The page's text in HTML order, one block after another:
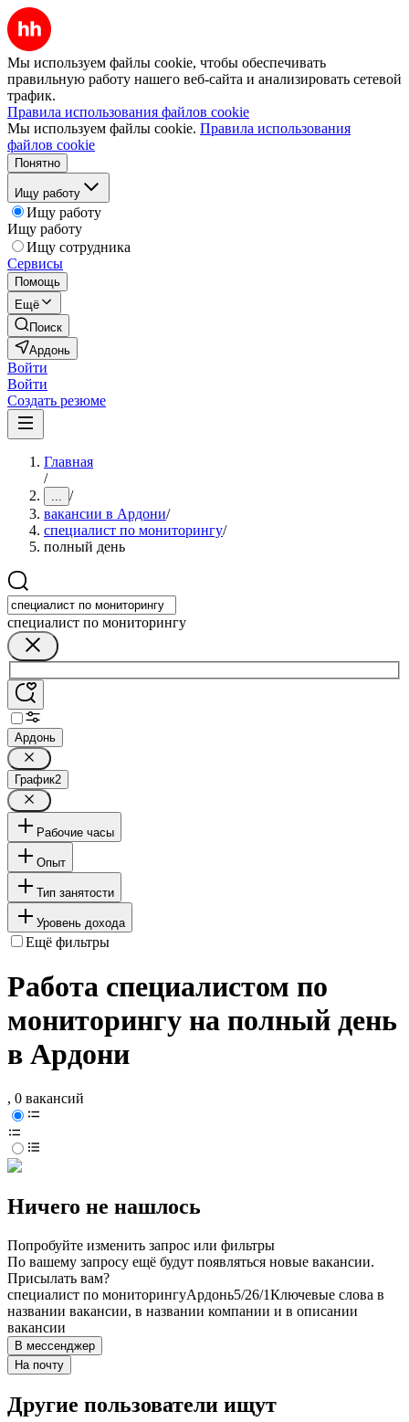
Мы используем файлы cookie, чтобы обеспечивать
правильную работу нашего веб-сайта и анализировать сетевой
трафик.
Правила использования файлов cookie
Мы используем файлы cookie. Правила использования
файлов cookie
Понятно
Ищу работу
Ищу работу
Ищу работу
Ищу сотрудника
Сервисы
Помощь
Ещё
Поиск
Ардонь
Войти
Войти
Создать резюме
Главная
/
... /
вакансии в Ардони/
специалист по мониторингу/
полный день
специалист по мониторингу
Ардонь
График2
Рабочие часы
Опыт
Тип занятости
Уровень дохода
Ещё фильтры
Работа специалистом по
мониторингу на полный день
в Ардони
, 0 вакансий
Ничего не нашлось
Попробуйте изменить запрос или фильтры
По вашему запросу ещё будут появляться новые вакансии.
Присылать вам?
специалист по мониторингуАрдонь5/26/1Ключевые слова в
названии вакансии, в названии компании и в описании
вакансии
В мессенджер
На почту
Другие пользователи ищут